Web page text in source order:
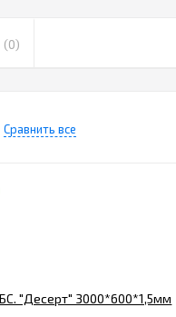
(0)
Сравнить все